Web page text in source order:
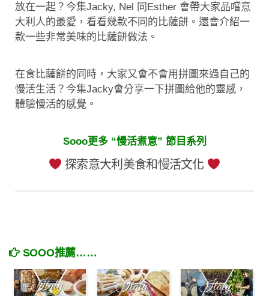
放在一起？今集Jacky, Nel 同Esther 會帶大家品嚐意
大利人的最愛，看看幾款不同的比薩餅。還會介紹一
款一些非常美味的比薩餅做法。
在食比薩餅的同時，大家又會不會用拼圖來過自己的
慢活生活？今集Jacky會分享一下拼圖給他的靈感，
體驗慢活的感覺。
Sooo更多 “慢活煮意” 節目系列
探索意大利美食和慢活文化
SOOO推薦……